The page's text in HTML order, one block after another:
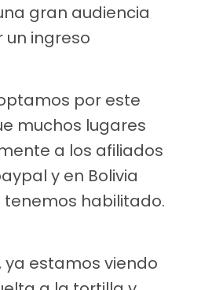
gran audiencia
ingreso
por este
muchos lugares
a los afiliados
y en Bolivia
habilitado.
ya estamos viendo